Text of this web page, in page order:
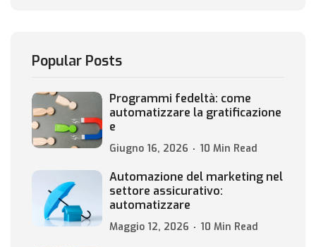
Popular Posts
Programmi fedeltà: come
automatizzare la gratificazione
e
Giugno 16, 2026 10 Min Read
Automazione del marketing nel
settore assicurativo:
automatizzare
Maggio 12, 2026 10 Min Read